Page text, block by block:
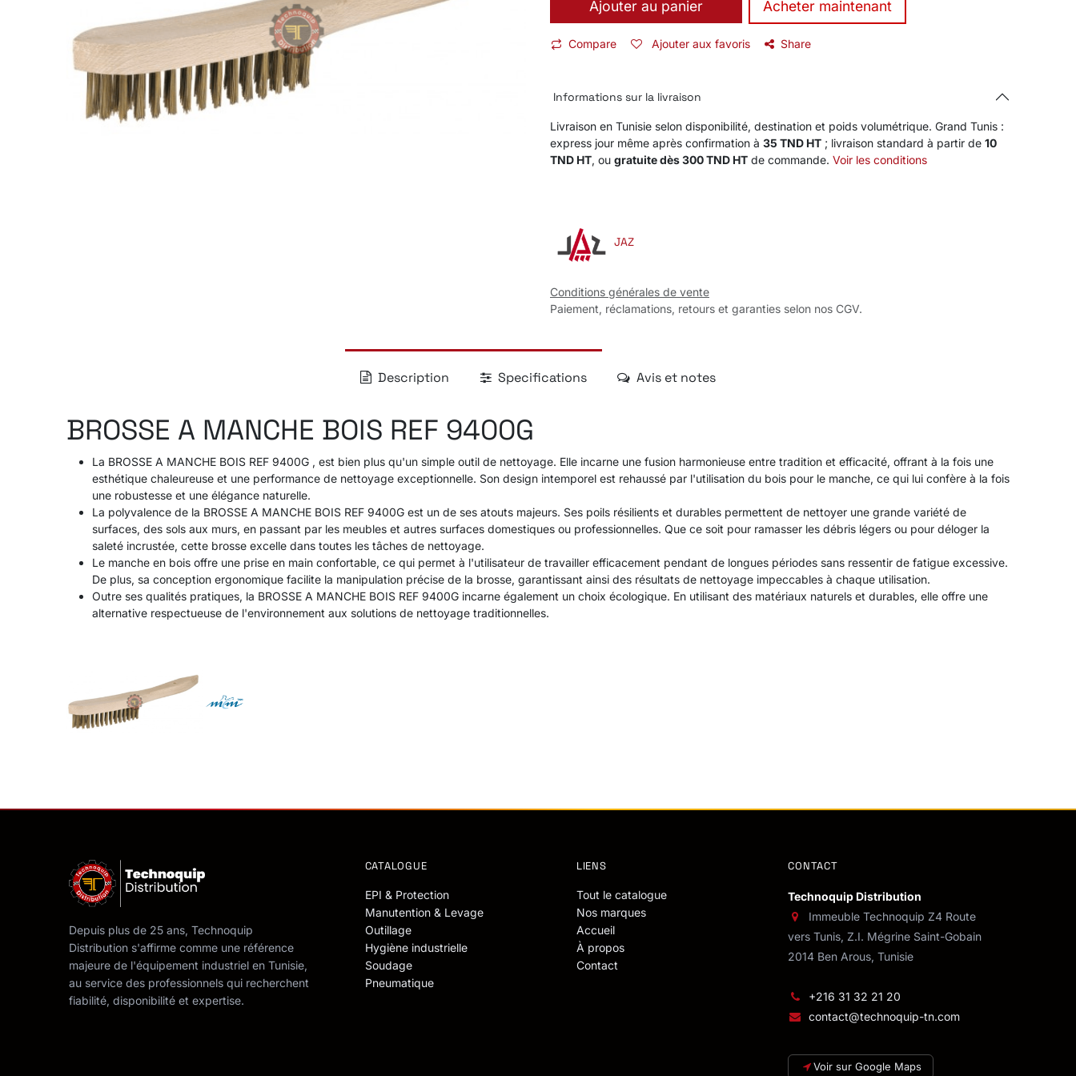
Ajouter au panier ​Acheter maintenant
Compare Ajouter aux favoris Share
Informations sur la livraison
Livraison en Tunisie selon disponibilité, destination et poids volumétrique. Grand Tunis :
express jour même après confirmation à 35 TND HT ; livraison standard à partir de 10
TND HT, ou gratuite dès 300 TND HT de commande. Voir les conditions
JAZ
Conditions générales de vente
Paiement, réclamations, retours et garanties selon nos CGV.
Description Specifications Avis et notes
BROSSE A MANCHE BOIS REF 9400G
La BROSSE A MANCHE BOIS REF 9400G , est bien plus qu'un simple outil de nettoyage. Elle incarne une fusion harmonieuse entre tradition et efficacité, offrant à la fois une
esthétique chaleureuse et une performance de nettoyage exceptionnelle. Son design intemporel est rehaussé par l'utilisation du bois pour le manche, ce qui lui confère à la fois
une robustesse et une élégance naturelle.
La polyvalence de la BROSSE A MANCHE BOIS REF 9400G est un de ses atouts majeurs. Ses poils résilients et durables permettent de nettoyer une grande variété de
surfaces, des sols aux murs, en passant par les meubles et autres surfaces domestiques ou professionnelles. Que ce soit pour ramasser les débris légers ou pour déloger la
saleté incrustée, cette brosse excelle dans toutes les tâches de nettoyage.
Le manche en bois offre une prise en main confortable, ce qui permet à l'utilisateur de travailler efficacement pendant de longues périodes sans ressentir de fatigue excessive.
De plus, sa conception ergonomique facilite la manipulation précise de la brosse, garantissant ainsi des résultats de nettoyage impeccables à chaque utilisation.
Outre ses qualités pratiques, la BROSSE A MANCHE BOIS REF 9400G incarne également un choix écologique. En utilisant des matériaux naturels et durables, elle offre une
alternative respectueuse de l'environnement aux solutions de nettoyage traditionnelles.
Depuis plus de 25 ans, Technoquip
Distribution s'affirme comme une référence
majeure de l'équipement industriel en Tunisie,
au service des professionnels qui recherchent
fiabilité, disponibilité et expertise.
CATALOGUE
EPI & Protection
Manutention & Levage
Outillage
Hygiène industrielle
Soudage
Pneumatique
LIENS
Tout le catalogue
Nos marques
Accueil
À propos
Contact
CONTACT
Technoquip Distribution
Immeuble Technoquip Z4 Route
vers Tunis, Z.I. Mégrine Saint-Gobain
2014 Ben Arous, Tunisie
+216 31 32 21 20
contact@technoquip-tn.com
Voir sur Google Maps